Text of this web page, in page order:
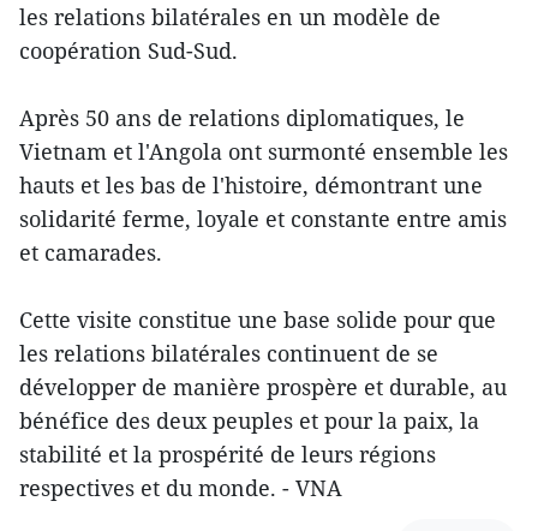
les relations bilatérales en un modèle de
coopération Sud-Sud.
Après 50 ans de relations diplomatiques, le
Vietnam et l'Angola ont surmonté ensemble les
hauts et les bas de l'histoire, démontrant une
solidarité ferme, loyale et constante entre amis
et camarades.
Cette visite constitue une base solide pour que
les relations bilatérales continuent de se
développer de manière prospère et durable, au
bénéfice des deux peuples et pour la paix, la
stabilité et la prospérité de leurs régions
respectives et du monde. - VNA